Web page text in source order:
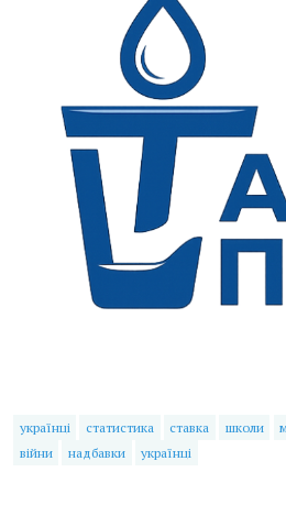
українці статистика ставка школи
війни
надбавки українці